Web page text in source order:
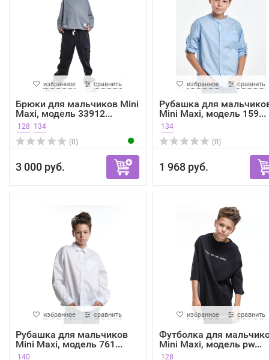
избранное сравнить
Брюки для мальчиков Mini
Maxi, модель 33912...
128 134
(0)
3 000 руб.
избранное сравнить
Рубашка для
Mini Maxi, модель 159...
134
(0)
1 968 руб.
избранное сравнить
Рубашка для мальчиков
Mini Maxi, модель 761...
140
избранное сравнить
Футболка для
Mini Maxi, модель pw...
128